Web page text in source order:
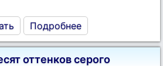
Подробнее
оттенков серого